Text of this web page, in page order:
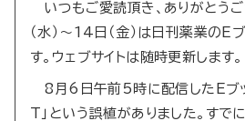
いつもご愛読頂き、ありがとう
（水）～14日（金）は日刊薬業のE
す。ウェブサイトは随時更新します。
8月6日午前5時に配信したEブ
T」という誤植がありました。すで